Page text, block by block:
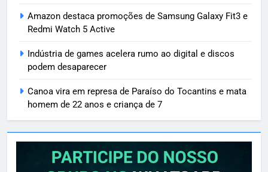
Amazon destaca promoções de Samsung Galaxy Fit3 e
Redmi Watch 5 Active
Indústria de games acelera rumo ao digital e discos
podem desaparecer
Canoa vira em represa de Paraíso do Tocantins e mata
homem de 22 anos e criança de 7